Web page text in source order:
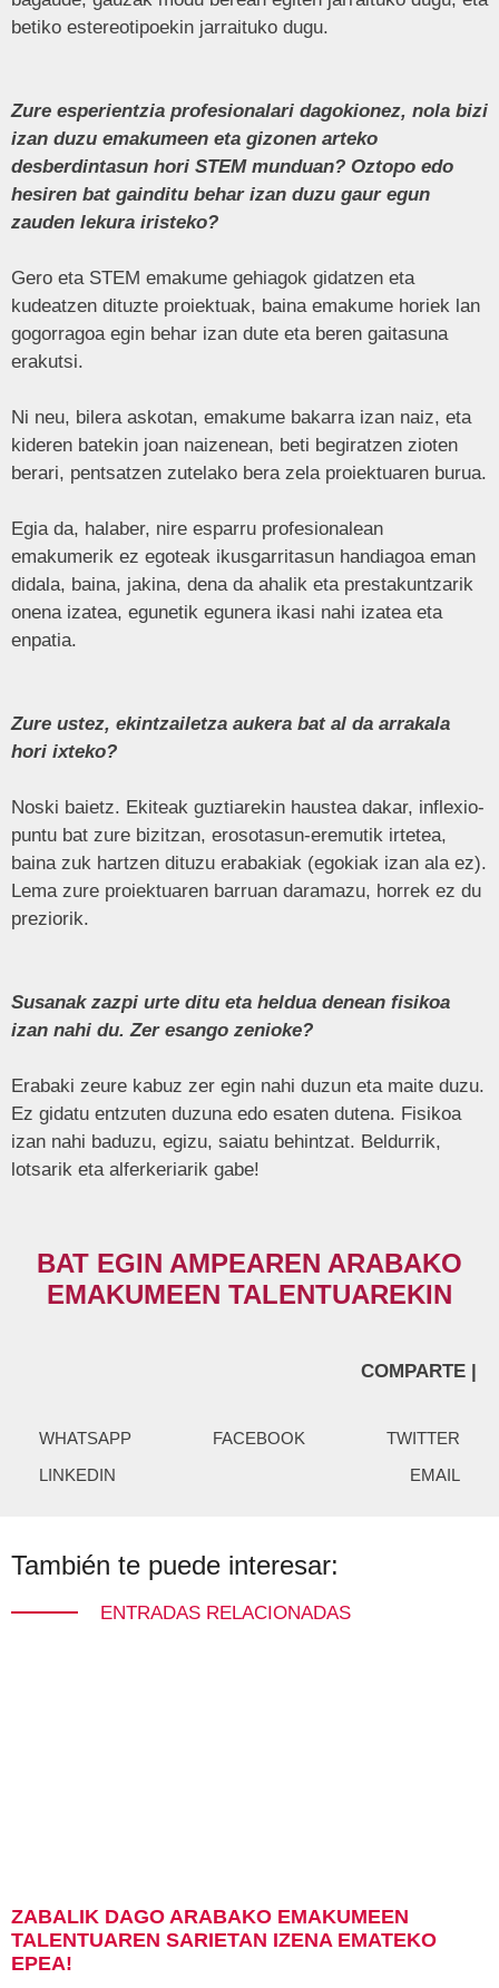
betiko estereotipoekin jarraituko dugu.
Zure esperientzia profesionalari dagokionez, nola bizi
izan duzu emakumeen eta gizonen arteko
desberdintasun hori STEM munduan? Oztopo edo
hesiren bat gainditu behar izan duzu gaur egun
zauden lekura iristeko?
Gero eta STEM emakume gehiagok gidatzen eta
kudeatzen dituzte proiektuak, baina emakume horiek lan
gogorragoa egin behar izan dute eta beren gaitasuna
erakutsi.
Ni neu, bilera askotan, emakume bakarra izan naiz, eta
kideren batekin joan naizenean, beti begiratzen zioten
berari, pentsatzen zutelako bera zela proiektuaren burua.
Egia da, halaber, nire esparru profesionalean
emakumerik ez egoteak ikusgarritasun handiagoa eman
didala, baina, jakina, dena da ahalik eta prestakuntzarik
onena izatea, egunetik egunera ikasi nahi izatea eta
enpatia.
Zure ustez, ekintzailetza aukera bat al da arrakala
hori ixteko?
Noski baietz. Ekiteak guztiarekin haustea dakar, inflexio-
puntu bat zure bizitzan, erosotasun-eremutik irtetea,
baina zuk hartzen dituzu erabakiak (egokiak izan ala ez).
Lema zure proiektuaren barruan daramazu, horrek ez du
preziorik.
Susanak zazpi urte ditu eta heldua denean fisikoa
izan nahi du. Zer esango zenioke?
Erabaki zeure kabuz zer egin nahi duzun eta maite duzu.
Ez gidatu entzuten duzuna edo esaten dutena. Fisikoa
izan nahi baduzu, egizu, saiatu behintzat. Beldurrik,
lotsarik eta alferkeriarik gabe!
BAT EGIN AMPEAREN ARABAKO
EMAKUMEEN TALENTUAREKIN
COMPARTE |
WHATSAPP FACEBOOK
TWITTER
LINKEDIN
EMAIL
También te puede interesar:
ENTRADAS RELACIONADAS
ZABALIK DAGO ARABAKO EMAKUMEEN
TALENTUAREN SARIETAN IZENA EMATEKO
EPEA!